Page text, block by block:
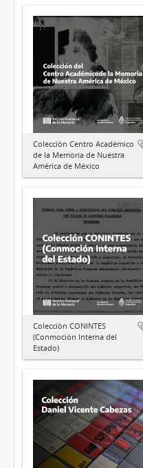
Colección Centro Académico
de la Memoria de Nuestra
América de México
Colección CONINTES
(Conmoción Interna del
Estado)